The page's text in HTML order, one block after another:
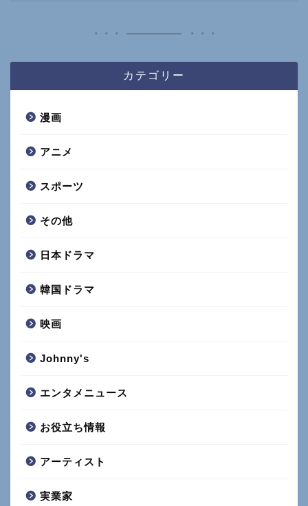
カテゴリー
漫画
アニメ
スポーツ
その他
日本ドラマ
韓国ドラマ
映画
Johnny's
エンタメニュース
お役立ち情報
アーティスト
実業家